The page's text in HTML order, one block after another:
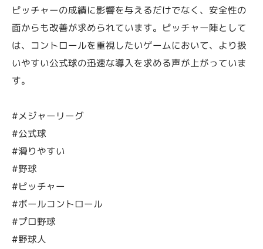
ピッチャーの成績に影響を与えるだけでなく、安全性の
面からも改善が求められています。ピッチャー陣として
は、コントロールを重視したいゲームにおいて、より扱
いやすい公式球の迅速な導入を求める声が上がっていま
す。
#メジャーリーグ
#公式球
#滑りやすい
#野球
#ピッチャー
#ボールコントロール
#プロ野球
#野球人